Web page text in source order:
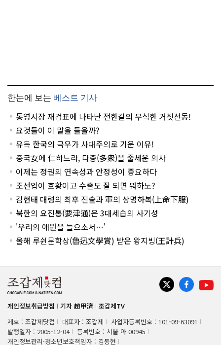
한눈에 보는 베스트 기사
통영시장 재검표에 나타난 전한길의 무식한 거짓선동!
요것들이 이 말을 들을까?
유독 한국의 극우가 사대주의로 기운 이유!
중국女에 仁하느라, 다중(多衆)을 줄세운 의사
이제는 정권의 연속성과 안정성이 중요하다
조선업이 호황이고 수출도 잘 되면 뭐하노?
김현태 대령의 최후 진술과 軍의 상명하복(上命下服)
북한의 요진통(要津通)은 3대세습의 사기성
'우리의 애원을 들으소서…'
올해 루쉰문학상(魯迅文學賞) 받은 왕지빙(王計兵)
개인정보취급방침 기자 趙甲濟
조갑제TV
제호 : 조갑제닷컴
대표자 : 조갑제
사업자등록번호 : 101-09-63091
발행일자 : 2005-12-04
등록번호 : 서울 아 00945
개인정보관리·청소년보호책임자 : 김동현